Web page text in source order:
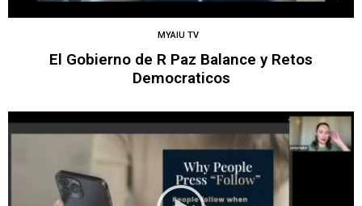
MYAIU TV
El Gobierno de R Paz Balance y Retos
Democraticos